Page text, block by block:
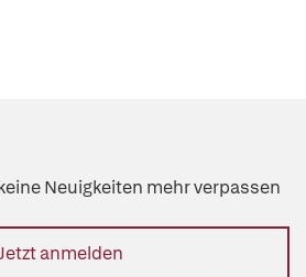
Neuigkeiten mehr verpassen
anmelden